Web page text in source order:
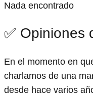
Nada encontrado
✅ Opiniones
En el momento en
charlamos de una
desde hace varios